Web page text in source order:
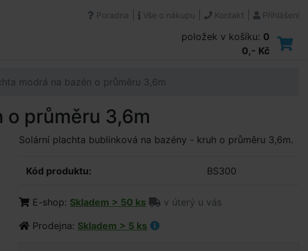
Poradna Vše o nákupu Kontakt Přihlášení
položek v košíku: 0
0,- Kč
modrá na bazén o průměru 3,6m
o průměru 3,6m
Solární plachta bublinková na bazény - kruh o průměru 3,6m.
Kód produktu: BS300
E-shop: Skladem > 50 ks
v úterý u vás
Prodejna: Skladem > 5 ks